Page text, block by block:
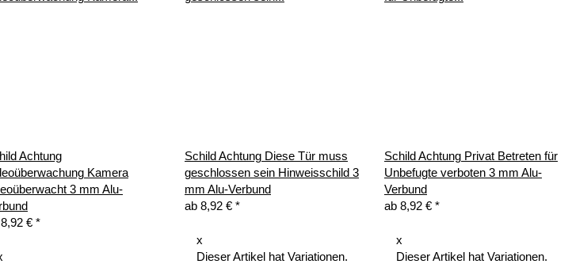
Achtung
Kamera
3 mm Alu-
8,92 € *
Schild Achtung Diese Tür muss
geschlossen sein Hinweisschild 3
mm Alu-Verbund
ab 8,92 € *
x
Dieser Artikel hat Variationen.
Schild Achtung Privat Betreten für
Unbefugte verboten 3 mm Alu-
Verbund
ab 8,92 € *
x
Dieser Artikel hat Variationen.